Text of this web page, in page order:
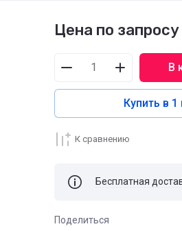
Цена по запросу
В
Купить в 1
К сравнению
Бесплатная
Поделиться